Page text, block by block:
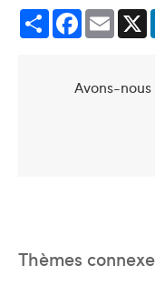
Share Facebook Email
Avons-
Thèmes